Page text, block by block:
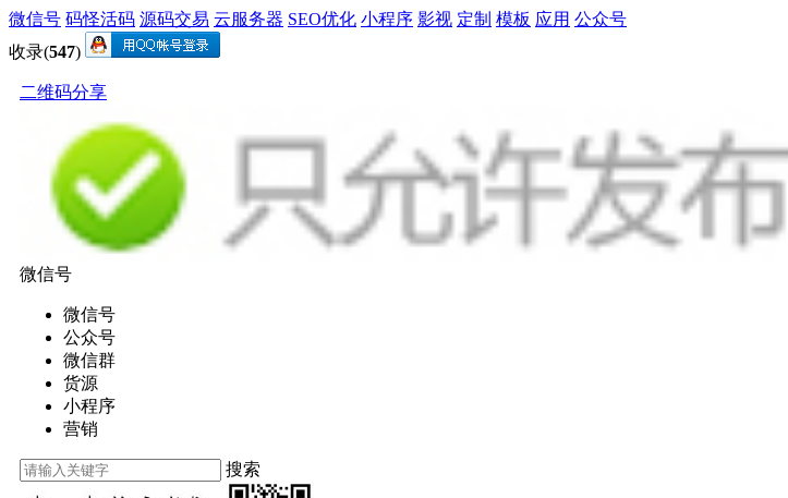
微信号 码怪活码 源码交易 云服务器 SEO优化 小程序 影视 定制 模板 应用 公众号
收录(547)
二维码分享
微信号
微信号
公众号
微信群
货源
小程序
营销
搜索